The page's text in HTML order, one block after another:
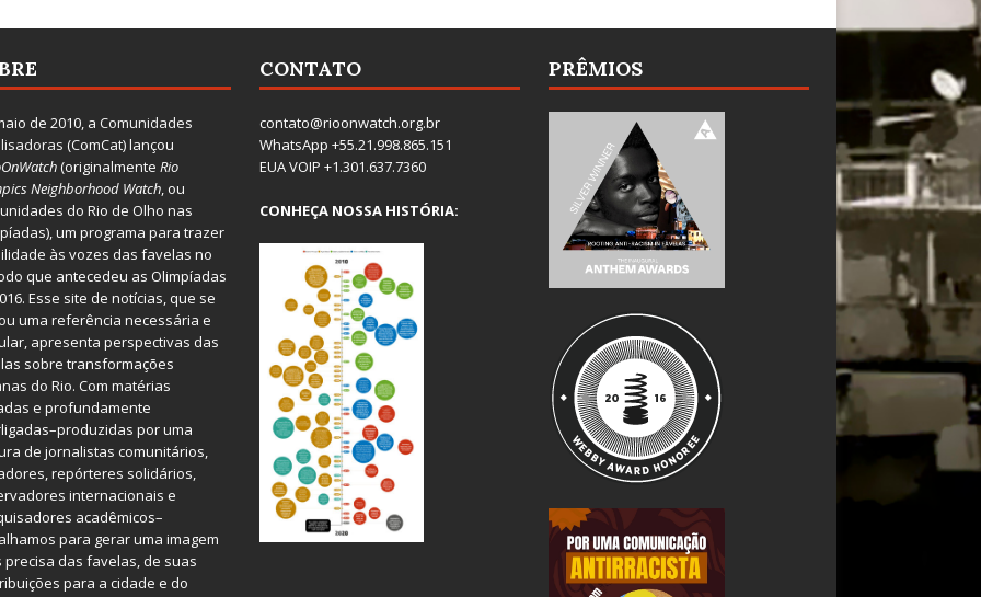
de 2010, a Comunidades
(ComCat) lançou
(originalmente Rio
Neighborhood Watch, ou
do Rio de Olho nas
um programa para trazer
às vozes das favelas no
que antecedeu as Olimpíadas
Esse site de notícias, que se
uma referência necessária e
apresenta perspectivas das
sobre transformações
do Rio. Com matérias
e profundamente
por uma
de jornalistas comunitários,
repórteres solidários,
internacionais e
acadêmicos–
para gerar uma imagem
precisa das favelas, de suas
para a cidade e do
CONTATO
contato@rioonwatch.org.br
WhatsApp +55.21.998.865.151
EUA VOIP +1.301.637.7360
CONHEÇA NOSSA HISTÓRIA:
PRÊMIOS